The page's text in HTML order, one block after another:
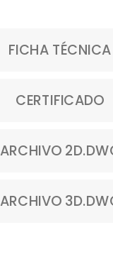
FICHA TÉCNICA
CERTIFICADO
ARCHIVO
ARCHIVO